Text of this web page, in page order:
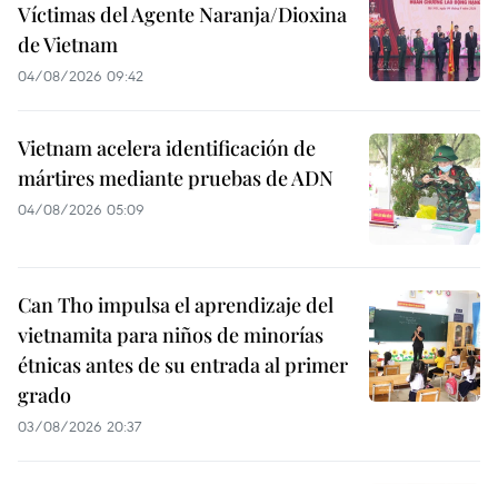
Víctimas del Agente Naranja/Dioxina
de Vietnam
04/08/2026 09:42
Vietnam acelera identificación de
mártires mediante pruebas de ADN
04/08/2026 05:09
Can Tho impulsa el aprendizaje del
vietnamita para niños de minorías
étnicas antes de su entrada al primer
grado
03/08/2026 20:37